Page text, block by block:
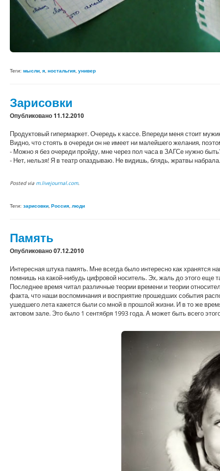
Теги: мысли, я, ностальгия, универ
Зарисовки
Опубликовано 11.12.2010
Продуктовый гипермаркет. Очередь к кассе. Впереди меня стоит
Видно, что стоять в очереди он не имеет ни малейшего желания,
- Можно я без очереди пройду, мне через пол часа в ЗАГСе нужно
- Нет, нельзя! Я в театр опаздываю. Не видишь, блядь, жратвы
Posted via m.livejournal.com.
Теги: зарисовки, Россия, люди
Память
Опубликовано 07.12.2010
Интересная штука память. Мне всегда было интересно как хранятся
помнишь на какой-нибудь цифровой носитель. Эх, жаль до этого еще
Последнее время читал различные теории времени и теории
факта, что наши воспоминания и восприятие прошедших события
ушедшего лета кажется были со мной в прошлой жизни. И в то же
актовом зале. Это было 1 сентября 1993 года. А может быть всего